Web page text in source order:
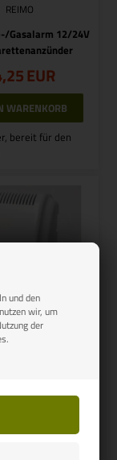
und den
wir, um
der
REIMO
Gasalarm 12/24V
EUR
bereit für den
Gasalarm 12 v